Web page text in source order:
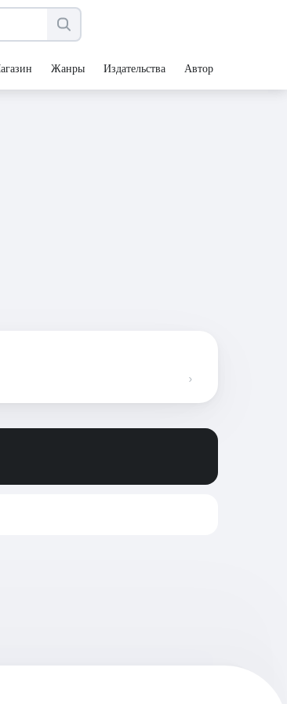
Жанры Издательства Авторы